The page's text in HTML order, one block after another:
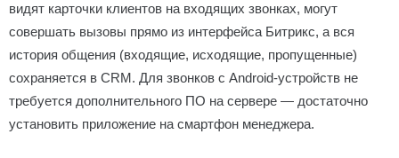
видят карточки клиентов на входящих звонках, могут
совершать вызовы прямо из интерфейса Битрикс, а вся
история общения (входящие, исходящие, пропущенные)
сохраняется в CRM. Для звонков с Android-устройств не
требуется дополнительного ПО на сервере — достаточно
установить приложение на смартфон менеджера.